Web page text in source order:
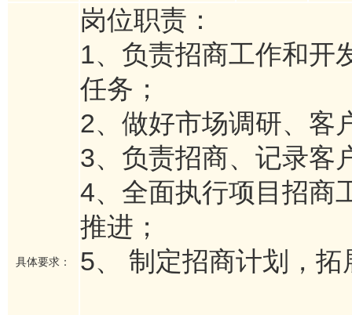
具体要求：
岗位职责：
1、负责招商工作和开
任务；
2、做好市场调研、客
3、负责招商、记录客
4、全面执行项目招商
推进；
5、 制定招商计划，